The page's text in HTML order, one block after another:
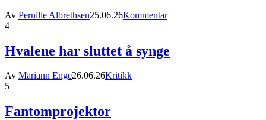
Av Pernille Albrethsen25.06.26Kommentar
4
Hvalene har sluttet å synge
Av Mariann Enge26.06.26Kritikk
5
Fantomprojektor